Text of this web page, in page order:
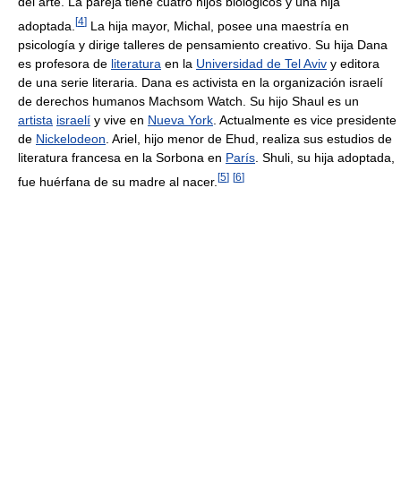
adoptada. [4] La hija mayor, Michal, posee una maestría en
psicología y dirige talleres de pensamiento creativo. Su hija Dana
es profesora de literatura en la Universidad de Tel Aviv y editora
de una serie literaria. Dana es activista en la organización israelí
de derechos humanos Machsom Watch. Su hijo Shaul es un
artista israelí y vive en Nueva York . Actualmente es vice presidente
de Nickelodeon . Ariel, hijo menor de Ehud, realiza sus estudios de
literatura francesa en la Sorbona en París . Shuli, su hija adoptada,
fue huérfana de su madre al nacer. [5] [6]